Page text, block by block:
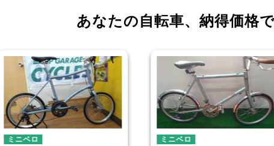
あなたの自転車、 納得価格
ミニベロ ミニベロ